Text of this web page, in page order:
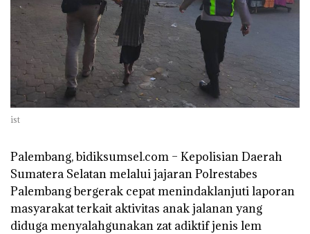
ist
Palembang, bidiksumsel.com – Kepolisian Daerah
Sumatera Selatan melalui jajaran Polrestabes
Palembang bergerak cepat menindaklanjuti laporan
masyarakat terkait aktivitas anak jalanan yang
diduga menyalahgunakan zat adiktif jenis lem